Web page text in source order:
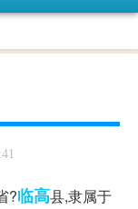
?临高县,隶属于